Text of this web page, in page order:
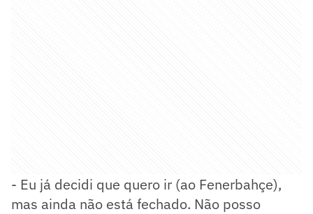
- Eu já decidi que quero ir (ao Fenerbahçe),
mas ainda não está fechado. Não posso